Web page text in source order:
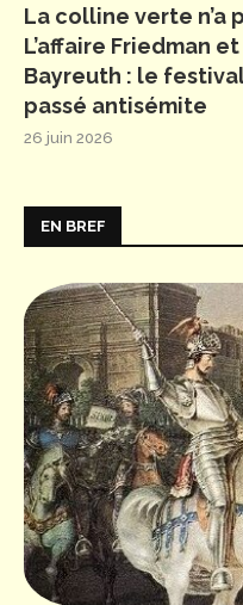
La colline verte n’a
L’affaire Friedman
Bayreuth : le
passé antisémite
26 juin 2026
EN BREF